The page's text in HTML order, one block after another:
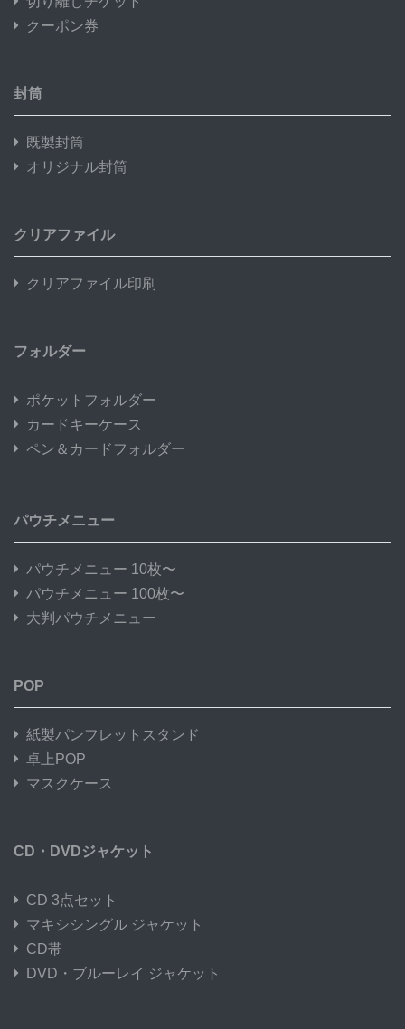
クーポン券
封筒
既製封筒
オリジナル封筒
クリアファイル
クリアファイル印刷
フォルダー
ポケットフォルダー
カードキーケース
ペン＆カードフォルダー
パウチメニュー
パウチメニュー 10枚〜
パウチメニュー 100枚〜
大判パウチメニュー
POP
紙製パンフレットスタンド
卓上POP
マスクケース
CD・DVDジャケット
CD 3点セット
マキシシングル ジャケット
CD帯
DVD・ブルーレイ ジャケット